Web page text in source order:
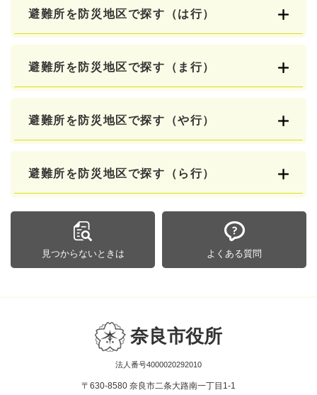
避難所を防災地区で探す（は行）
避難所を防災地区で探す（ま行）
避難所を防災地区で探す（や行）
避難所を防災地区で探す（ら行）
見つからないときは よくある質問
奈良市役所
法人番号4000020292010
〒630-8580 奈良市二条大路南一丁目1-1